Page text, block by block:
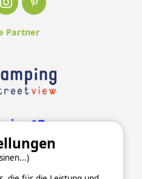
Partner